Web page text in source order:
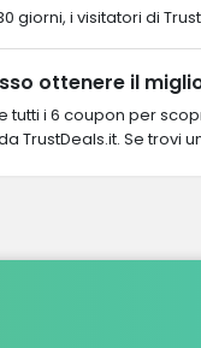
giorni, i visitatori di
ottenere il
tutti i 6 coupon per
TrustDeals.it. Se trovi